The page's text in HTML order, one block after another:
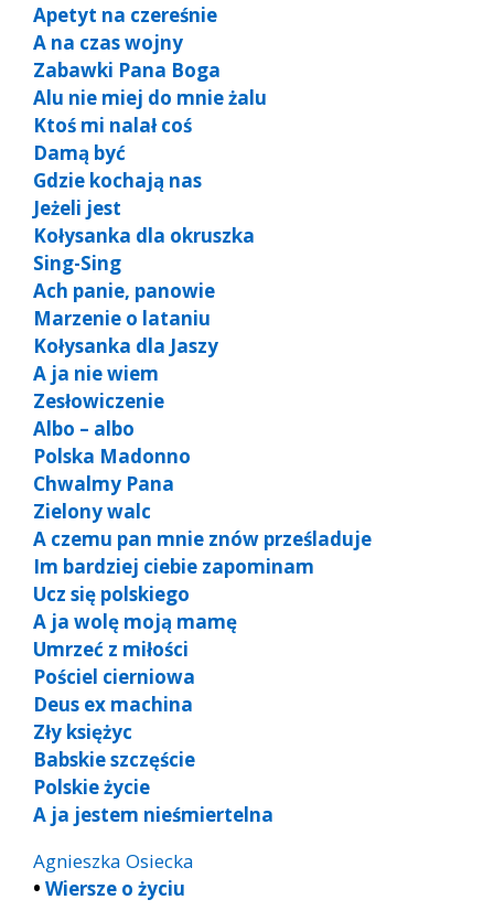
Apetyt na czereśnie
A na czas wojny
Zabawki Pana Boga
Alu nie miej do mnie żalu
Ktoś mi nalał coś
Damą być
Gdzie kochają nas
Jeżeli jest
Kołysanka dla okruszka
Sing-Sing
Ach panie, panowie
Marzenie o lataniu
Kołysanka dla Jaszy
A ja nie wiem
Zesłowiczenie
Albo – albo
Polska Madonno
Chwalmy Pana
Zielony walc
A czemu pan mnie znów prześladuje
Im bardziej ciebie zapominam
Ucz się polskiego
A ja wolę moją mamę
Umrzeć z miłości
Pościel cierniowa
Deus ex machina
Zły księżyc
Babskie szczęście
Polskie życie
A ja jestem nieśmiertelna
Agnieszka Osiecka
• Wiersze o życiu